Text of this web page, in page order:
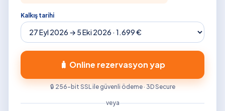
Kalkış tarihi
🧳 Online rezervasyon yap
🔒 256-bit SSL ile güvenli ödeme · 3D Secure
veya